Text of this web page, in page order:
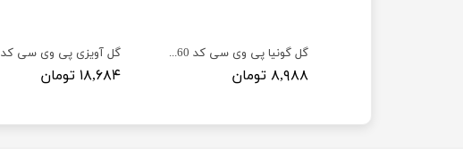
گل آویزی پی وی سی کد 9
۱۸,۶۸۴ تومان
گل گونیا پی وی سی کد C60 عرض 7 سانت
۸,۹۸۸ تومان